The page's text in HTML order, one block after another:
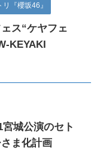
リ『櫻坂46』
ス“ケヤフェ
KEYAKI
宮城公演のセト
ま化計画